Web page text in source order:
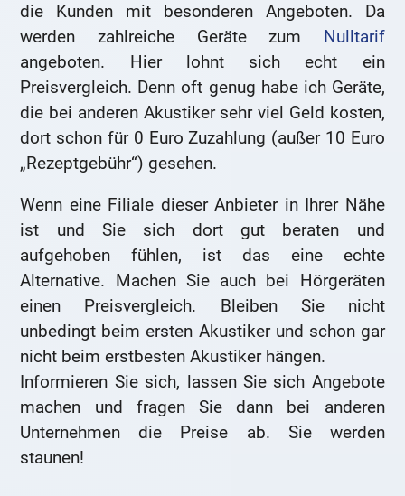
die Kunden mit besonderen Angeboten. Da
werden zahlreiche Geräte zum Nulltarif
angeboten. Hier lohnt sich echt ein
Preisvergleich. Denn oft genug habe ich Geräte,
die bei anderen Akustiker sehr viel Geld kosten,
dort schon für 0 Euro Zuzahlung (außer 10 Euro
„Rezeptgebühr“) gesehen.
Wenn eine Filiale dieser Anbieter in Ihrer Nähe
ist und Sie sich dort gut beraten und
aufgehoben fühlen, ist das eine echte
Alternative. Machen Sie auch bei Hörgeräten
einen Preisvergleich. Bleiben Sie nicht
unbedingt beim ersten Akustiker und schon gar
nicht beim erstbesten Akustiker hängen.
Informieren Sie sich, lassen Sie sich Angebote
machen und fragen Sie dann bei anderen
Unternehmen die Preise ab. Sie werden
staunen!